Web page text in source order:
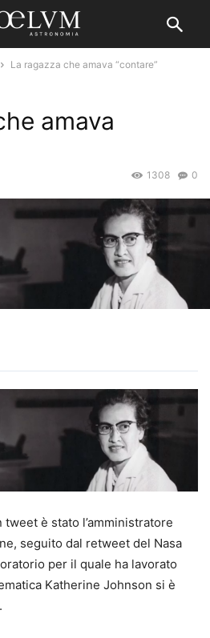
La ragazza che amava “contare”
amava
0
1308
è stato l’amministratore
seguito dal retweet del Nasa
per il quale ha lavorato
Katherine Johnson si è